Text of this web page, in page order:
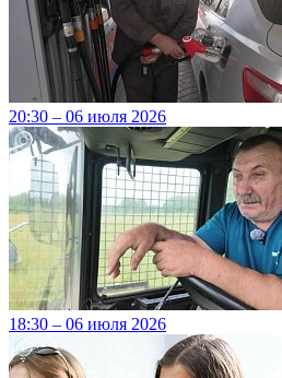
20:30 – 06 июля 2026
18:30 – 06 июля 2026